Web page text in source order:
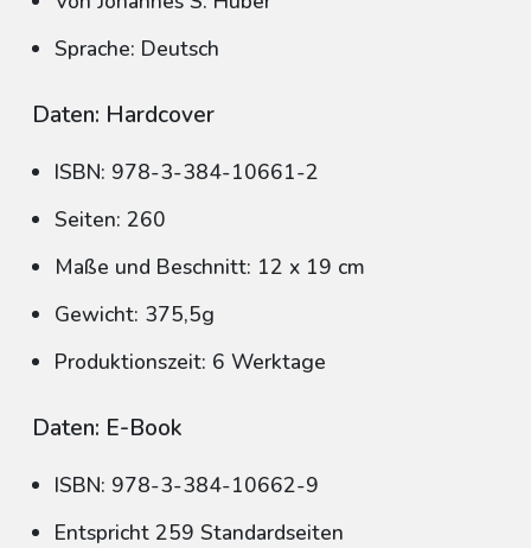
Sprache: Deutsch
Daten: Hardcover
ISBN: 978-3-384-10661-2
Seiten: 260
Maße und Beschnitt: 12 x 19 cm
Gewicht: 375,5g
Produktionszeit: 6 Werktage
Daten: E-Book
ISBN: 978-3-384-10662-9
Entspricht 259 Standardseiten